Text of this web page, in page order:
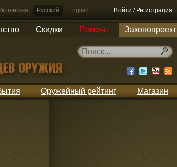
Русский English Войти / Регистрация
Скидки Помочь Законопроект
Оружейный рейтинг Магазин